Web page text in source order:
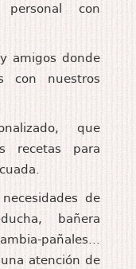
personal con
amigos donde
con nuestros
que
recetas para
de
bañera
pañales...
atención de